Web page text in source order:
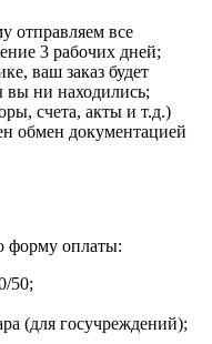
отправляем все
3 рабочих дней;
ваш заказ будет
вы ни находились;
счета, акты и т.д.)
обмен документацией
форму оплаты:
50;
(для госучреждений);